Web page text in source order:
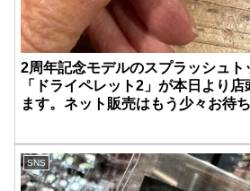
2周年記念モデルのスプラッシュト
「ドライペレット2」が本日より
ます。ネット販売はもう少々お待ち
SNS